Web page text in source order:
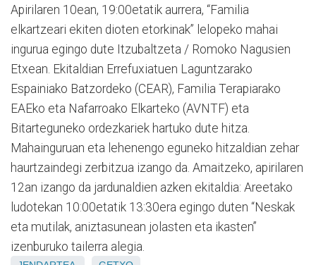
Apirilaren 10ean, 19:00etatik aurrera, “Familia
elkartzeari ekiten dioten etorkinak” lelopeko mahai
ingurua egingo dute Itzubaltzeta / Romoko Nagusien
Etxean. Ekitaldian Errefuxiatuen Laguntzarako
Espainiako Batzordeko (CEAR), Familia Terapiarako
EAEko eta Nafarroako Elkarteko (AVNTF) eta
Bitarteguneko ordezkariek hartuko dute hitza.
Mahainguruan eta lehenengo eguneko hitzaldian zehar
haurtzaindegi zerbitzua izango da. Amaitzeko, apirilaren
12an izango da jardunaldien azken ekitaldia: Areetako
ludotekan 10:00etatik 13:30era egingo duten “Neskak
eta mutilak, aniztasunean jolasten eta ikasten”
izenburuko tailerra alegia.